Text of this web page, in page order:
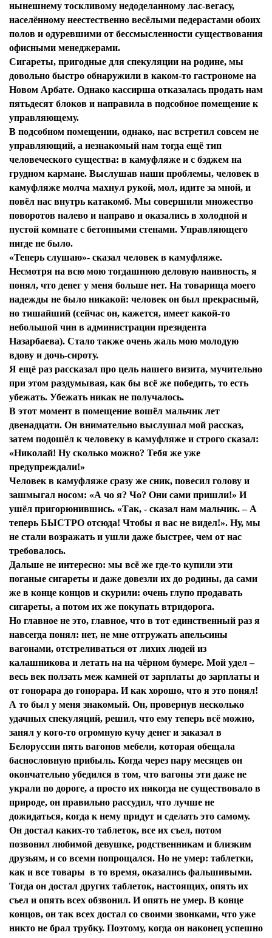
нынешнему тоскливому недоделанному лас-вегасу,
населённому неестественно весёлыми педерастами обоих
полов и одуревшими от бессмысленности существования
офисными менеджерами.
Сигареты, пригодные для спекуляции на родине, мы
довольно быстро обнаружили в каком-то гастрономе на
Новом Арбате. Однако кассирша отказалась продать нам
пятьдесят блоков и направила в подсобное помещение к
управляющему.
В подсобном помещении, однако, нас встретил совсем не
управляющий, а незнакомый нам тогда ещё тип
человеческого существа: в камуфляже и с бэджем на
грудном кармане. Выслушав наши проблемы, человек в
камуфляже молча махнул рукой, мол, идите за мной, и
повёл нас внутрь катакомб. Мы совершили множество
поворотов налево и направо и оказались в холодной и
пустой комнате с бетонными стенами. Управляющего
нигде не было.
«Теперь слушаю»- сказал человек в камуфляже.
Несмотря на всю мою тогдашнюю деловую наивность, я
понял, что денег у меня больше нет. На товарища моего
надежды не было никакой: человек он был прекрасный,
но тишайший (сейчас он, кажется, имеет какой-то
небольшой чин в администрации президента
Назарбаева). Стало также очень жаль мою молодую
вдову и дочь-сироту.
Я ещё раз рассказал про цель нашего визита, мучительно
при этом раздумывая, как бы всё же победить, то есть
убежать. Убежать никак не получалось.
В этот момент в помещение вошёл мальчик лет
двенадцати. Он внимательно выслушал мой рассказ,
затем подошёл к человеку в камуфляже и строго сказал:
«Николай! Ну сколько можно? Тебя же уже
предупреждали!»
Человек в камуфляже сразу же сник, повесил голову и
зашмыгал носом: «А чо я? Чо? Они сами пришли!» И
ушёл пригорюнившись. «Так, - сказал нам мальчик. – А
теперь БЫСТРО отсюда! Чтобы я вас не видел!». Ну, мы
не стали возражать и ушли даже быстрее, чем от нас
требовалось.
Дальше не интересно: мы всё же где-то купили эти
поганые сигареты и даже довезли их до родины, да сами
же в конце концов и скурили: очень глупо продавать
сигареты, а потом их же покупать втридорога.
Но главное не это, главное, что в тот единственный раз я
навсегда понял: нет, не мне отгружать апельсины
вагонами, отстреливаться от лихих людей из
калашникова и летать на на чёрном бумере. Мой удел –
весь век ползать меж камней от зарплаты до зарплаты и
от гонорара до гонорара. И как хорошо, что я это понял!
А то был у меня знакомый. Он, провернув несколько
удачных спекуляций, решил, что ему теперь всё можно,
занял у кого-то огромную кучу денег и заказал в
Белоруссии пять вагонов мебели, которая обещала
баснословную прибыль. Когда через пару месяцев он
окончательно убедился в том, что вагоны эти даже не
украли по дороге, а просто их никогда не существовало в
природе, он правильно рассудил, что лучше не
дожидаться, когда к нему придут и сделать это самому.
Он достал каких-то таблеток, все их съел, потом
позвонил любимой девушке, родственникам и близким
друзьям, и со всеми попрощался. Но не умер: таблетки,
как и все товары в то время, оказались фальшивыми.
Тогда он достал других таблеток, настоящих, опять их
съел и опять всех обзвонил. И опять не умер. В конце
концов, он так всех достал со своими звонками, что уже
никто не брал трубку. Поэтому, когда он наконец успешно